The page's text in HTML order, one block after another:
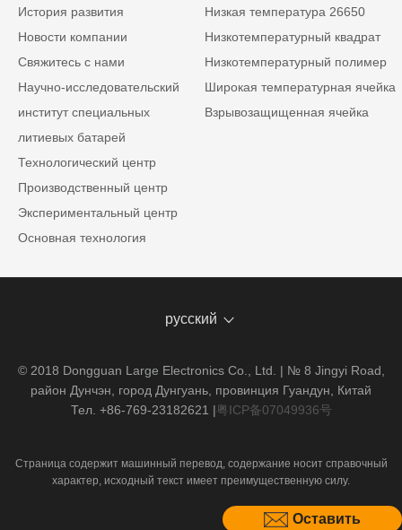
Оставить
История развития
Новости компании
Свяжитесь с нами
Научно-исследовательский
институт специальных
литиевых батарей
Технологический центр
Производственный центр
Экспериментальный центр
Основная технология
Низкая температура 26650
Низкотемпературный квадрат
Низкотемпературный полимер
Широкая температурная ячейка
Взрывозащищенная ячейка
русский
© 2018 Dongguan Large Electronics Co., Ltd. | № 8 Jingyi Road,
район Дунчэн, город Дунгуань, провинция Гуандун, Китай
Тел. +86-769-23182621 |粤ICP备07049936号
Страница содержит машинный перевод, содержание носит справочный
характер, исходный текст имеет преимущественную силу.